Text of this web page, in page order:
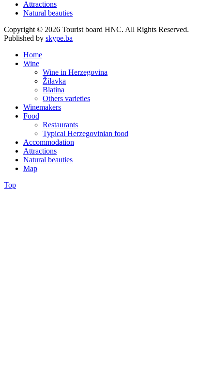
Attractions
Natural beauties
Copyright © 2026 Tourist board HNC. All Rights Reserved.
Published by skype.ba
Home
Wine
Wine in Herzegovina
Žilavka
Blatina
Others varieties
Winemakers
Food
Restaurants
Typical Herzegovinian food
Accommodation
Attractions
Natural beauties
Map
Top